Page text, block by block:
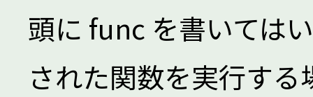
頭に func を書いては
された関数を実行す